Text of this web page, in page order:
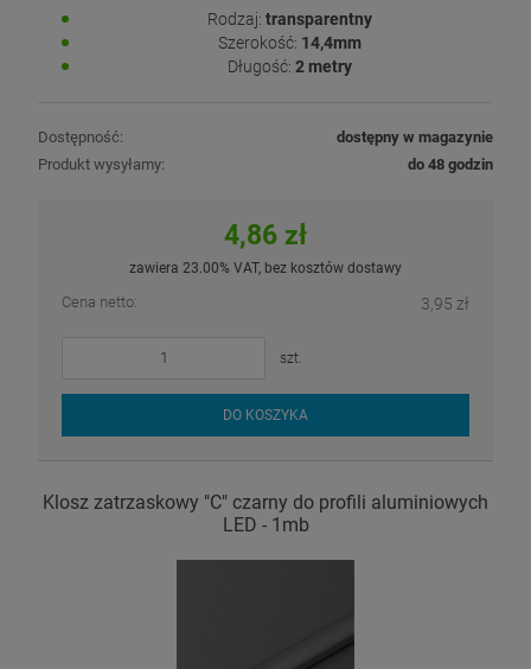
Rodzaj: transparentny
Szerokość: 14,4mm
Długość: 2 metry
Dostępność:
dostępny w magazynie
Produkt wysyłamy:
do 48 godzin
4,86 zł
zawiera 23.00% VAT, bez kosztów dostawy
Cena netto: 3,95 zł
szt.
DO KOSZYKA
Klosz zatrzaskowy "C" czarny do profili aluminiowych
LED - 1mb